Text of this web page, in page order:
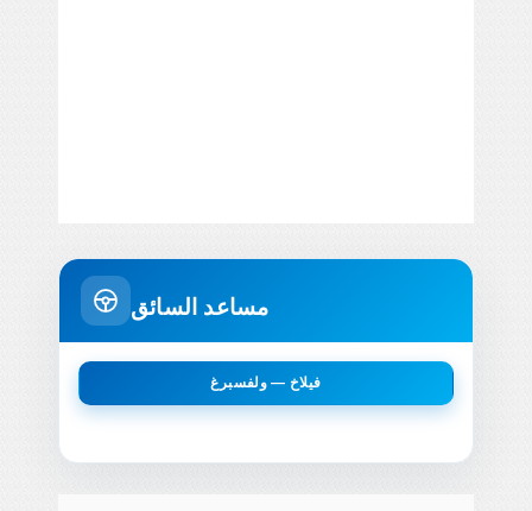
مساعد السائق
فيلاخ — ولفسبرغ